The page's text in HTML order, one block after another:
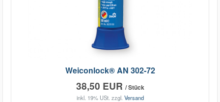
Weiconlock® AN 302-72
38,50 EUR / Stück
inkl. 19% USt. zzgl. Versand